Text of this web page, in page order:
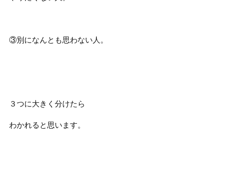
③別になんとも思わない人。
３つに大きく分けたら
わかれると思います。